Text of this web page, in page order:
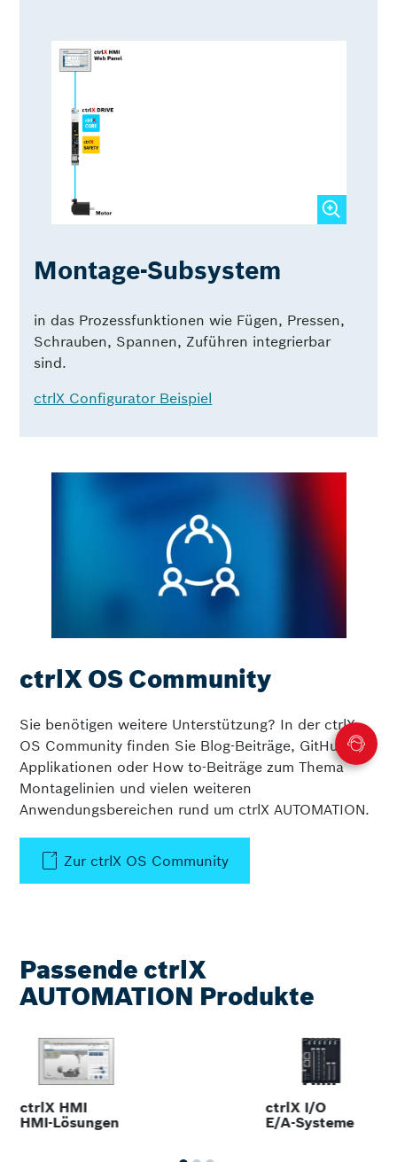
Montage-Subsystem
in das Prozessfunktionen wie Fügen, Pressen,
Schrauben, Spannen, Zuführen integrierbar
sind.
ctrlX Configurator Beispiel
ctrlX OS Community
Sie benötigen weitere Unterstützung? In der ctrlX
OS Community finden Sie Blog-Beiträge, GitHub-
Applikationen oder How to-Beiträge zum Thema
Montagelinien und vielen weiteren
Anwendungsbereichen rund um ctrlX AUTOMATION.
Zur ctrlX OS Community
Passende ctrlX
AUTOMATION Produkte
ctrlX HMI
HMI-Lösungen
ctrlX I/O
E/A-Systeme